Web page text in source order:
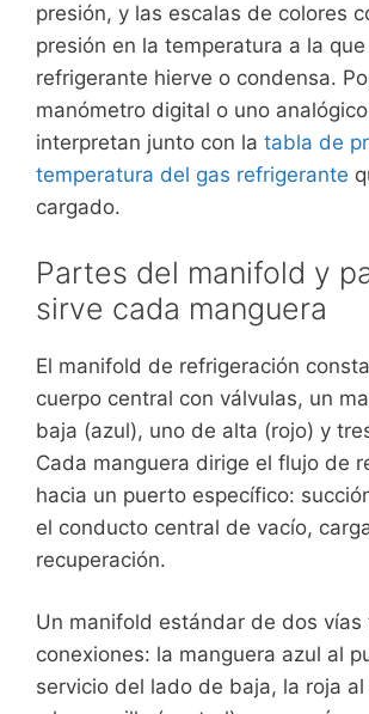
presión, y las escalas de colores
presión en la temperatura a la que
refrigerante hierve o condensa.
manómetro digital o uno
interpretan junto con la tabla de
temperatura del gas refrigerante
cargado.
Partes del manifold y
sirve cada manguera
El manifold de refrigeración
cuerpo central con válvulas, un
baja (azul), uno de alta (rojo) y
Cada manguera dirige el flujo de
hacia un puerto específico:
el conducto central de vacío,
recuperación.
Un manifold estándar de dos vías
conexiones: la manguera azul al
servicio del lado de baja, la roja